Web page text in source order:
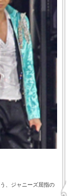
、ジャニーズ屈指の